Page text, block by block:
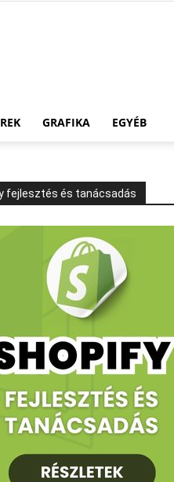
GRAFIKA EGYÉB
fejlesztés és tanácsadás